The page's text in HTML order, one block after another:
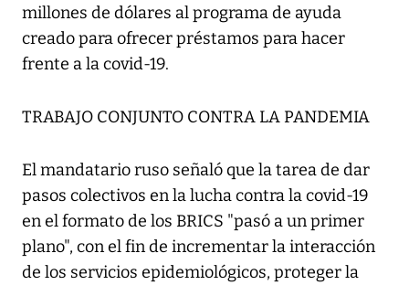
millones de dólares al programa de ayuda
creado para ofrecer préstamos para hacer
frente a la covid-19.
TRABAJO CONJUNTO CONTRA LA PANDEMIA
El mandatario ruso señaló que la tarea de dar
pasos colectivos en la lucha contra la covid-19
en el formato de los BRICS "pasó a un primer
plano", con el fin de incrementar la interacción
de los servicios epidemiológicos, proteger la